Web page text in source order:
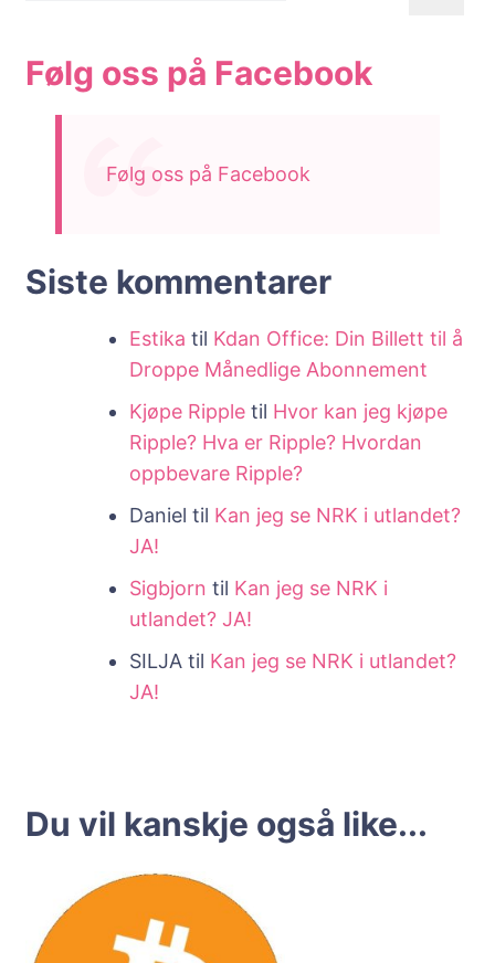
Følg oss på Facebook
Følg oss på Facebook
Siste kommentarer
Estika til Kdan Office: Din Billett til å
Droppe Månedlige Abonnement
Kjøpe Ripple til Hvor kan jeg kjøpe
Ripple? Hva er Ripple? Hvordan
oppbevare Ripple?
Daniel til Kan jeg se NRK i utlandet?
JA!
Sigbjorn til Kan jeg se NRK i
utlandet? JA!
SILJA til Kan jeg se NRK i utlandet?
JA!
Du vil kanskje også like...